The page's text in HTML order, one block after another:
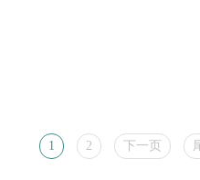
1 2 下一页